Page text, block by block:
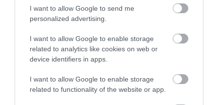
I want to allow Google to send me
personalized advertising.
I want to allow Google to enable storage
related to analytics like cookies on web or
device identifiers in apps.
I want to allow Google to enable storage
related to functionality of the website or app.
A TERMÉSZET NEM SZERETI
VÁLTOZATOS NÖVÉNYZET
ASZÁLY IDEJÉN IS OKOSABB
MEGINT FINOMAN JELEZTE:
KORAI MÉG MINDENTUDÓNAK